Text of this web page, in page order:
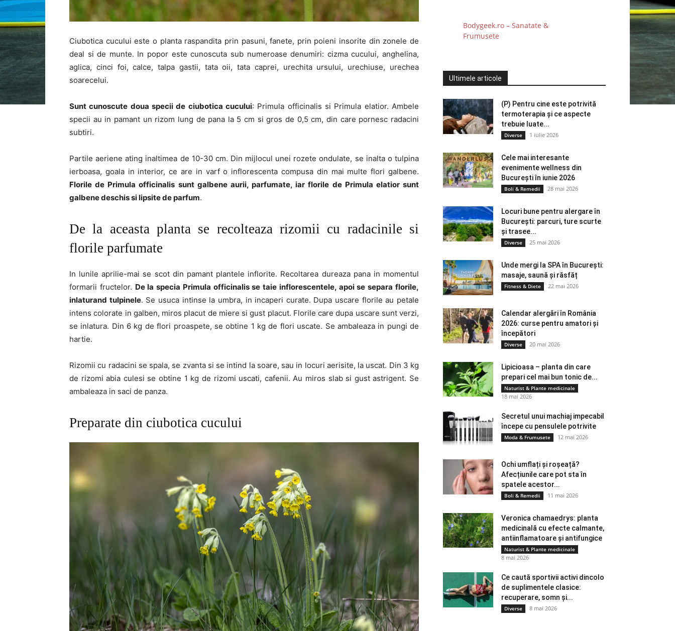
Ciubotica cucului este o planta raspandita prin pasuni, fanete, prin poieni insorite din zonele de
deal si de munte. In popor este cunoscuta sub numeroase denumiri: cizma cucului, anghelina,
aglica, cinci foi, calce, talpa gastii, tata oii, tata caprei, urechita ursului, urechiuse, urechea
soarecelui.
Sunt cunoscute doua specii de ciubotica cucului: Primula officinalis si Primula elatior. Ambele
specii au in pamant un rizom lung de pana la 5 cm si gros de 0,5 cm, din care pornesc radacini
subtiri.
Partile aeriene ating inaltimea de 10-30 cm. Din mijlocul unei rozete ondulate, se inalta o tulpina
ierboasa, goala in interior, ce are in varf o inflorescenta compusa din mai multe flori galbene.
Florile de Primula officinalis sunt galbene aurii, parfumate, iar florile de Primula elatior sunt
galbene deschis si lipsite de parfum.
De la aceasta planta se recolteaza rizomii cu radacinile si
florile parfumate
In lunile aprilie-mai se scot din pamant plantele inflorite. Recoltarea dureaza pana in momentul
formarii fructelor. De la specia Primula officinalis se taie inflorescentele, apoi se separa florile,
inlaturand tulpinele. Se usuca intinse la umbra, in incaperi curate. Dupa uscare florile au petale
intens colorate in galben, miros placut de miere si gust placut. Florile care dupa uscare sunt verzi,
se inlatura. Din 6 kg de flori proaspete, se obtine 1 kg de flori uscate. Se ambaleaza in pungi de
hartie.
Rizomii cu radacini se spala, se zvanta si se intind la soare, sau in locuri aerisite, la uscat. Din 3 kg
de rizomi abia culesi se obtine 1 kg de rizomi uscati, cafenii. Au miros slab si gust astrigent. Se
ambaleaza in saci de panza.
Preparate din ciubotica cucului
Bodygeek.ro – Sanatate &
Frumusete
Ultimele articole
(P) Pentru cine este potrivită
termoterapia și ce aspecte
trebuie luate...
Diverse 1 iulie 2026
Cele mai interesante
evenimente wellness din
București în iunie 2026
Boli & Remedii 28 mai 2026
Locuri bune pentru alergare în
București: parcuri, ture scurte
și trasee...
Diverse 25 mai 2026
Unde mergi la SPA în București:
masaje, saună și răsfăț
Fitness & Diete 22 mai 2026
Calendar alergări în România
2026: curse pentru amatori și
începători
Diverse 20 mai 2026
Lipicioasa – planta din care
prepari cel mai bun tonic de...
Naturist & Plante medicinale
18 mai 2026
Secretul unui machiaj impecabil
începe cu pensulele potrivite
Moda & Frumusete 12 mai 2026
Ochi umflați și roșeață?
Afecțiunile care pot sta în
spatele acestor...
Boli & Remedii 11 mai 2026
Veronica chamaedrys: planta
medicinală cu efecte calmante,
antiinflamatoare și antifungice
Naturist & Plante medicinale
8 mai 2026
Ce caută sportivii activi dincolo
de suplimentele clasice:
recuperare, somn și...
Diverse 8 mai 2026